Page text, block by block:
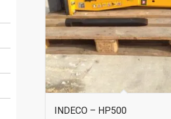
INDECO – HP500